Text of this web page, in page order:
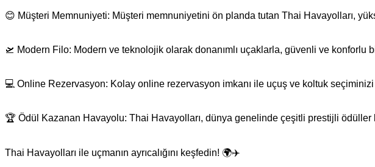
😊 Müşteri Memnuniyeti: Müşteri memnuniyetini ön planda tutan Thai Havayolları,
🛫 Modern Filo: Modern ve teknolojik olarak donanımlı uçaklarla, güvenli ve konforlu
💻 Online Rezervasyon: Kolay online rezervasyon imkanı ile uçuş ve koltuk
🏆 Ödül Kazanan Havayolu: Thai Havayolları, dünya genelinde çeşitli prestijli ödüller
Thai Havayolları ile uçmanın ayrıcalığını keşfedin! 🌍✈️